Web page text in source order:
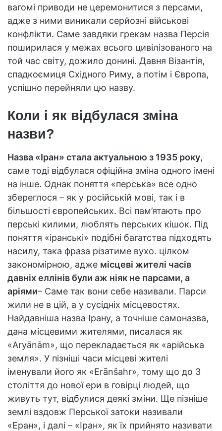
вагомі приводи не церемонитися з персами,
адже з ними виникали серйозні військові
конфлікти. Саме завдяки грекам назва Персія
поширилася у межах всього цивілізованого на
той час світу, дожило донині. Давня Візантія,
спадкоємиця Східного Риму, а потім і Європа,
успішно перейняли цю назву.
Коли і як відбулася зміна
назви?
Назва «Іран» стала актуальною з 1935 року,
саме тоді відбулася офіційна зміна одного імені
на інше. Однак поняття «перська» все одно
збереглося – як у російській мові, так і в
більшості європейських. Всі пам’ятають про
перські килими, люблять перських кішок. Під
поняття «іранські» подібні багатства підходять
насилу, така фраза різатиме вухо. цілком
закономірною, адже місцеві жителі часів
давніх еллінів були аж ніяк не парсами, а
аріями– Саме так вони себе називали. Парси
жили не в цій, а у сусідніх місцевостях.
Найдавніша назва Ірану, а точніше самоназва,
дана місцевими жителями, писалася як
«Aryānām», що перекладається як «арійська
земля». У пізніші часи місцеві жителі
іменували його як «Erānšahr», тому що до 3
століття до нової ери в говірці людей, що
живуть тут, відбулися деякі зміни. Ще пізніше
землі вздовж Перської затоки називали
«Еран», і далі – «Іран», як їх прийнято називати